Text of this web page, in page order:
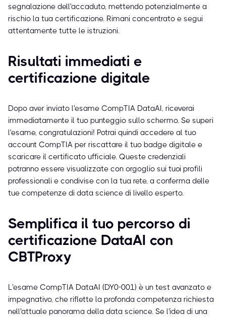
segnalazione dell'accaduto, mettendo potenzialmente a
rischio la tua certificazione. Rimani concentrato e segui
attentamente tutte le istruzioni.
Risultati immediati e
certificazione digitale
Dopo aver inviato l'esame CompTIA DataAI, riceverai
immediatamente il tuo punteggio sullo schermo. Se superi
l'esame, congratulazioni! Potrai quindi accedere al tuo
account CompTIA per riscattare il tuo badge digitale e
scaricare il certificato ufficiale. Queste credenziali
potranno essere visualizzate con orgoglio sui tuoi profili
professionali e condivise con la tua rete, a conferma delle
tue competenze di data science di livello esperto.
Semplifica il tuo percorso di
certificazione DataAI con
CBTProxy
L'esame CompTIA DataAI (DY0-001) è un test avanzato e
impegnativo, che riflette la profonda competenza richiesta
nell'attuale panorama della data science. Se l'idea di una